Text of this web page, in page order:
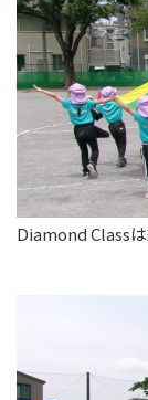
Diamond Class